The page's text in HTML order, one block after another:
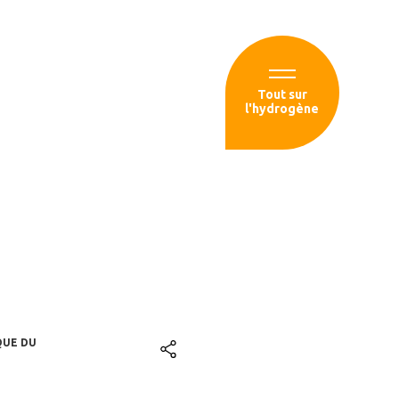
Tout sur
l'hydrogène
DU